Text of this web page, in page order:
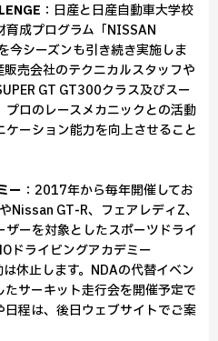
：日産と日産自動車大学校
育成プログラム「NISSAN
今シーズンも引き続き実施しま
売会社のテクニカルスタッフや
GT GT300クラス及びスー
ロのレースメカニックとの活動
ーション能力を向上させること
ー ：2017年から毎年開催してお
Nissan GT‑R、フェアレディZ、
ーを対象としたスポーツドライ
ドライビングアカデミー
休止します。NDAの代替イベン
たサーキット走行会を開催予定で
程は、後日ウェブサイトでご案